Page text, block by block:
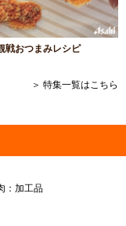
戦おつまみレシピ
＞ 特集一覧はこちら
：加工品